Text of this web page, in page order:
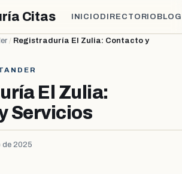
Citas INICIO DIRECTORIO BLOG
/ Registraduría El Zulia: Contacto y
El Zulia:
Servicios
de 2025